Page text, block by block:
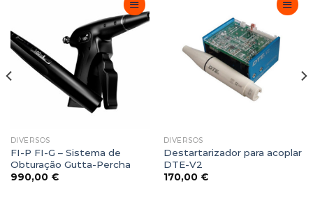
Adicionar
Favoritos
DIVERSOS
FI-P FI-G – Sistema de
Obturação Gutta-Percha
990,00 €
Adicionar
Favoritos
DIVERSOS
Destartarizador para acoplar
DTE-V2
170,00 €